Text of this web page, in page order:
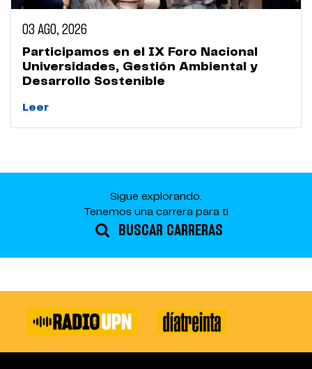
03 AGO, 2026
Participamos en el IX Foro Nacional
Universidades, Gestión Ambiental y
Desarrollo Sostenible
Leer
Sigue explorando.
Tenemos una carrera para ti
BUSCAR CARRERAS